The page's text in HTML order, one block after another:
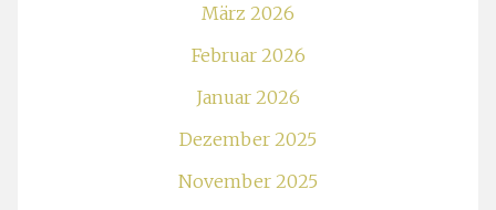
März 2026
Februar 2026
Januar 2026
Dezember 2025
November 2025